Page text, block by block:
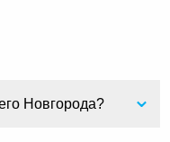
Новгорода?